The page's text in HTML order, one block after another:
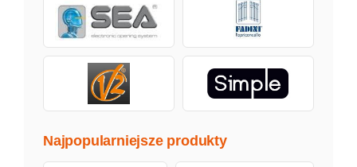
Najpopularniejsze produkty